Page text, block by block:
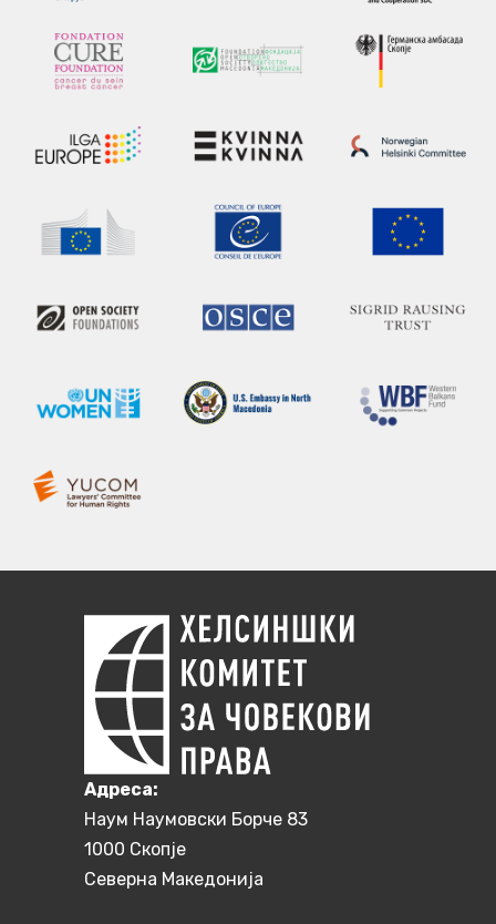
Aдреса:
Наум Наумовски Борче 83
1000 Скопје
Северна Македонија